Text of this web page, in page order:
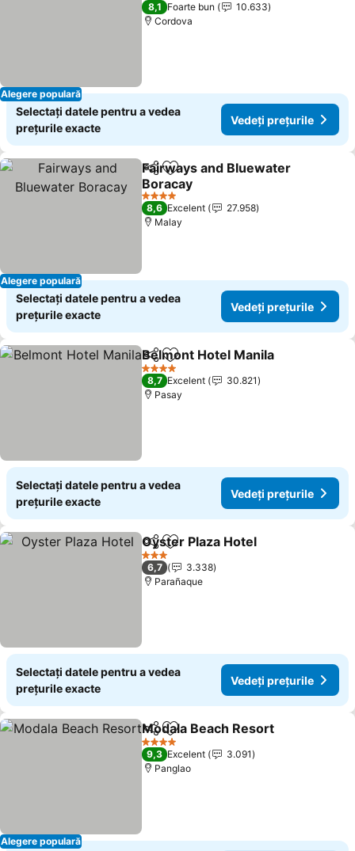
Alegere populară
8,1 Foarte bun
10.633
Cordova
Selectați datele pentru a vedea
prețurile exacte
Vedeți prețurile
Alegere populară
DistribuițiAdăugaţi la favorite
Fairways and Bluewater
Boracay
4 Stele
8,6 Excelent
27.958
Malay
Selectați datele pentru a vedea
prețurile exacte
Vedeți prețurile
DistribuițiAdăugaţi la favorite
Belmont Hotel Manila
4 Stele
8,7 Excelent
30.821
Pasay
Selectați datele pentru a vedea
prețurile exacte
Vedeți prețurile
DistribuițiAdăugaţi la favorite
Oyster Plaza Hotel
3 Stele
6,7
3.338
Parañaque
Selectați datele pentru a vedea
prețurile exacte
Vedeți prețurile
Alegere populară
DistribuițiAdăugaţi la favorite
Modala Beach Resort
4 Stele
9,3 Excelent
3.091
Panglao